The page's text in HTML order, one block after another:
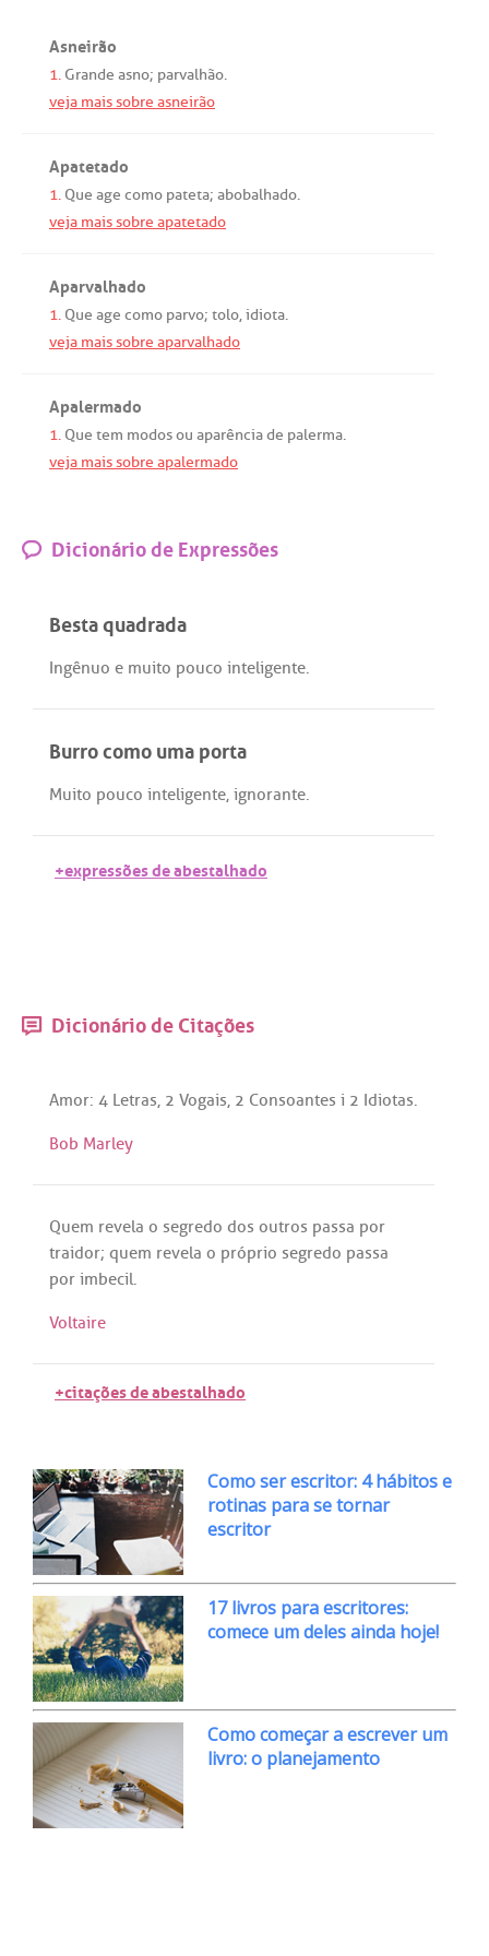
Asneirão
1. Grande asno; parvalhão.
veja mais sobre asneirão
Apatetado
1. Que age como pateta; abobalhado.
veja mais sobre apatetado
Aparvalhado
1. Que age como parvo; tolo,idiota.
veja mais sobre aparvalhado
Apalermado
1. Que tem modosou aparênciade palerma.
veja mais sobre apalermado
Dicionário de Expressões
Besta quadrada
Ingênuo e muito pouco inteligente.
Burro como uma porta
Muito pouco inteligente, ignorante.
+expressões de abestalhado
Dicionário de Citações
Amor: 4 Letras, 2 Vogais, 2 Consoantes i 2 Idiotas.
Bob Marley
Quem revela o segredo dos outros passa por
traidor; quem revela o próprio segredo passa
por imbecil.
Voltaire
+citações de abestalhado
Como ser escritor: 4 hábitos e
rotinas para se tornar
escritor
17 livros para escritores:
comece um deles ainda hoje!
Como começar a escrever um
livro: o planejamento